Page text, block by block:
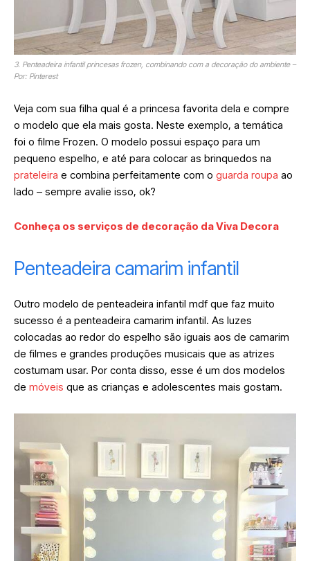
3. Penteadeira infantil princesas frozen, combinando com a decoração do ambiente –
Por: Pinterest
Veja com sua filha qual é a princesa favorita dela e compre
o modelo que ela mais gosta. Neste exemplo, a temática
foi o filme Frozen. O modelo possui espaço para um
pequeno espelho, e até para colocar as brinquedos na
prateleira e combina perfeitamente com o guarda roupa ao
lado – sempre avalie isso, ok?
Conheça os serviços de decoração da Viva Decora
Penteadeira camarim infantil
Outro modelo de penteadeira infantil mdf que faz muito
sucesso é a penteadeira camarim infantil. As luzes
colocadas ao redor do espelho são iguais aos de camarim
de filmes e grandes produções musicais que as atrizes
costumam usar. Por conta disso, esse é um dos modelos
de móveis que as crianças e adolescentes mais gostam.